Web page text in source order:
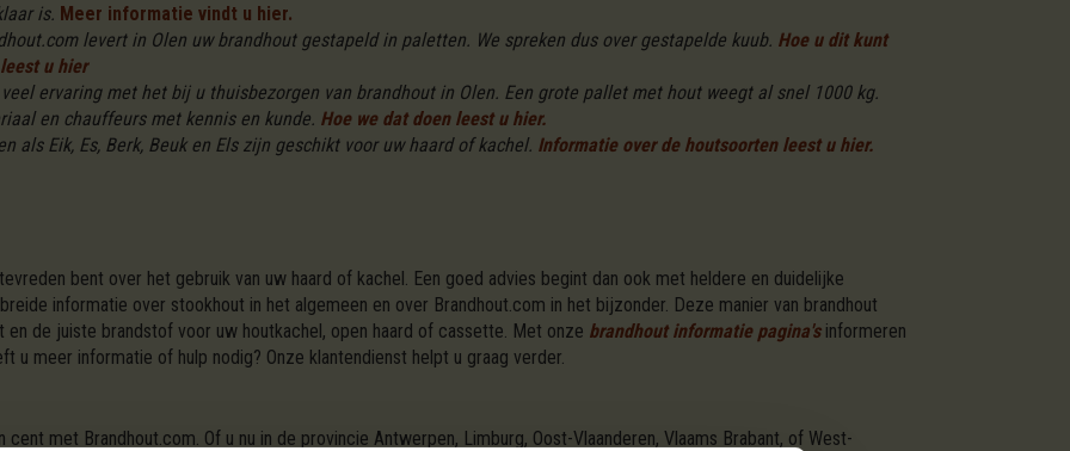
is. Meer informatie vindt u hier.
levert in Olen uw brandhout gestapeld in paletten. We spreken dus over gestapelde kuub. Hoe u dit kunt
u hier
ervaring met het bij u thuisbezorgen van brandhout in Olen. Een grote pallet met hout weegt al snel 1000 kg.
en chauffeurs met kennis en kunde. Hoe we dat doen leest u hier.
als Eik, Es, Berk, Beuk en Els zijn geschikt voor uw haard of kachel. Informatie over de houtsoorten leest u hier.
bent over het gebruik van uw haard of kachel. Een goed advies begint dan ook met heldere en duidelijke
informatie over stookhout in het algemeen en over Brandhout.com in het bijzonder. Deze manier van brandhout
en de juiste brandstof voor uw houtkachel, open haard of cassette. Met onze brandhout informatie pagina'sinformeren
u meer informatie of hulp nodig? Onze klantendienst helpt u graag verder.
met Brandhout.com. Of u nu in de provincie Antwerpen, Limburg, Oost-Vlaanderen, Vlaams Brabant, of West-